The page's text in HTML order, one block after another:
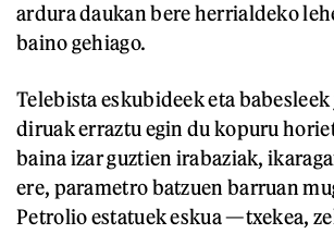
ardura daukan bere herrialdeko
baino gehiago.
Telebista eskubideek eta
diruak erraztu egin du kopuru
baina izar guztien irabaziak,
ere, parametro batzuen barruan
Petrolio estatuek eskua —txekea,